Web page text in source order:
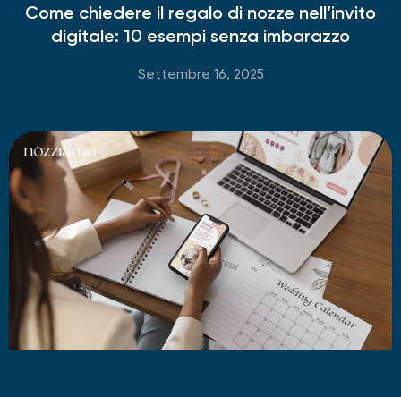
Come chiedere il regalo di nozze nell’invito
digitale: 10 esempi senza imbarazzo
Settembre 16, 2025